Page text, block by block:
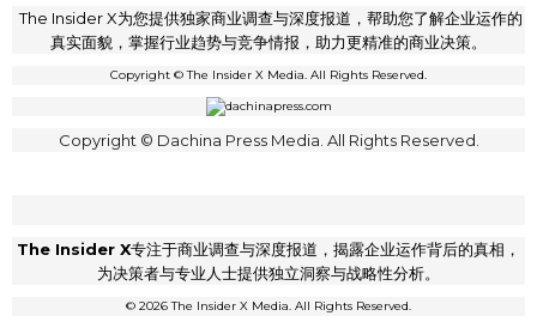
The Insider X为您提供独家商业调查与深度报道，帮助您了解企业运作的
真实面貌，掌握行业趋势与竞争情报，助力更精准的商业决策。
Copyright © The Insider X Media. All Rights Reserved.
Copyright © Dachina Press Media. All Rights Reserved.
The Insider X专注于商业调查与深度报道，揭露企业运作背后的真相，
为决策者与专业人士提供独立洞察与战略性分析。
© 2026 The Insider X Media. All Rights Reserved.